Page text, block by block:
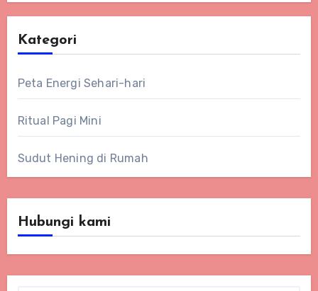
Kategori
Peta Energi Sehari-hari
Ritual Pagi Mini
Sudut Hening di Rumah
Hubungi kami